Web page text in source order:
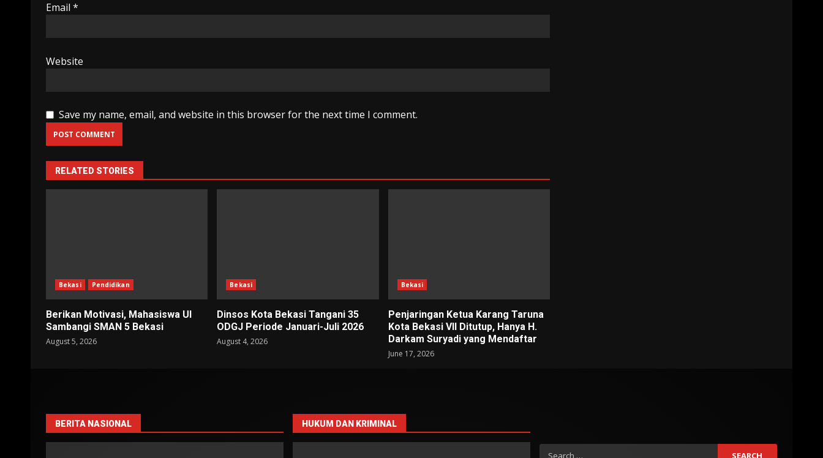
Email *
Website
Save my name, email, and website in this browser for the next time I comment.
RELATED STORIES
Bekasi Pendidikan
Berikan Motivasi, Mahasiswa UI
Sambangi SMAN 5 Bekasi
August 5, 2026
Bekasi
Dinsos Kota Bekasi Tangani 35
ODGJ Periode Januari-Juli 2026
August 4, 2026
Bekasi
Penjaringan Ketua Karang Taruna
Kota Bekasi VII Ditutup, Hanya H.
Darkam Suryadi yang Mendaftar
June 17, 2026
BERITA NASIONAL HUKUM DAN KRIMINAL
Search